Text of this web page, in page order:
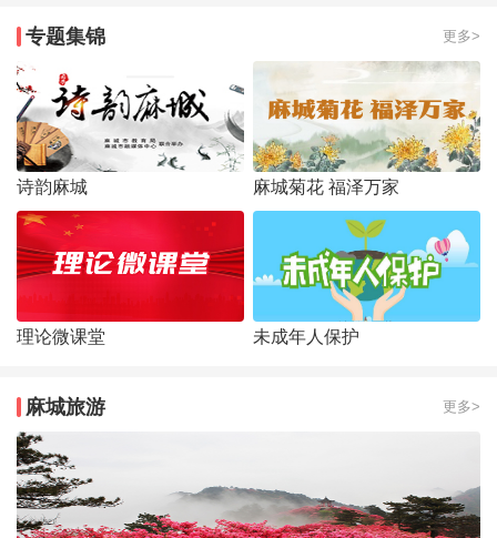
专题集锦 更多>
诗韵麻城 麻城菊花 福泽万家
理论微课堂 未成年人保护
麻城旅游 更多>